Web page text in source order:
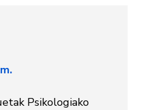
Psikologiako